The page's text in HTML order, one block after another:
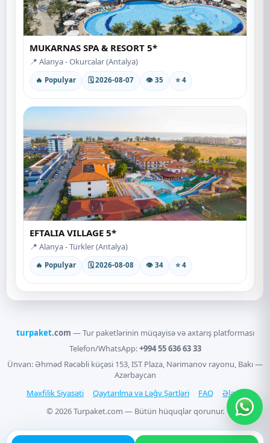
MUKARNAS SPA & RESORT 5*
📍 Alanya - Okurcalar (Antalya)
🔥 Populyar 🗓 2026-08-07 👁 35 ⭐ 4
EFTALIA VILLAGE 5*
📍 Alanya - Türkler (Antalya)
🔥 Populyar 🗓 2026-08-08 👁 34 ⭐ 4
turpaket.com — Tur paketlərinin müqayisə və axtarış platforması
Telefon/WhatsApp:+994 55 636 63 33
Ünvan: Əhməd Rəcəbli küçəsi 153, IST Plaza, Nərimanov rayonu, Bakı —
Azərbaycan
Məxfilik Siyasəti
Qaytarılma və Ləğv Şərtləri FAQ
Əlaqə
© 2026 Turpaket.com — Bütün hüquqlar qorunur.